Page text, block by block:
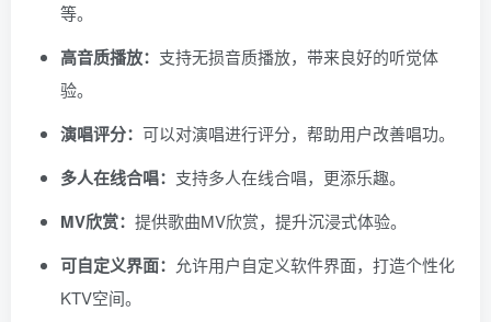
等。
高音质播放： 支持无损音质播放，带来良好的听觉体
验。
演唱评分： 可以对演唱进行评分，帮助用户改善唱功。
多人在线合唱： 支持多人在线合唱，更添乐趣。
MV欣赏： 提供歌曲MV欣赏，提升沉浸式体验。
可自定义界面： 允许用户自定义软件界面，打造个性化
KTV空间。